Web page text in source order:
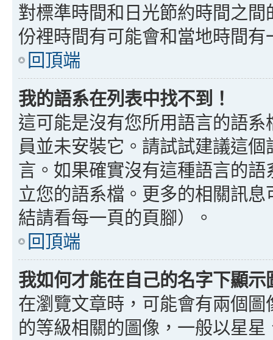
對標準時間和日光節約時間之
份裡時間有可能會和當地時間
回頂端
我的語系在列表中找不到！
這可能是沒有您所用語言的語
員並未安裝它。請試試建議這
言。如果確實沒有這種語言的
立您的語系檔。更多的相關訊
結請看每一頁的頁腳）。
回頂端
我如何才能在自己的名字下顯示
在瀏覽文章時，可能會有兩個
的等級相關的圖像，一般以星